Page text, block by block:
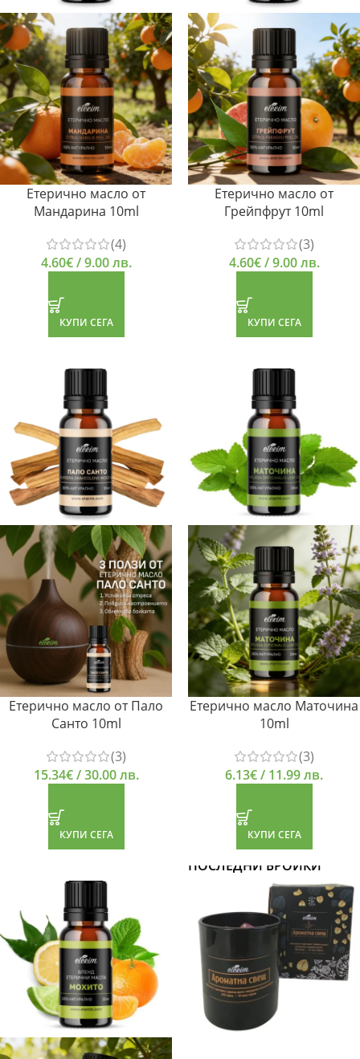
Етерично масло от
Мандарина 10ml
(4)
4.60€/ 9.00 лв.
КУПИ СЕГА
Етерично масло от
Грейпфрут 10ml
(3)
4.60€/ 9.00 лв.
КУПИ СЕГА
Етерично масло от Пало
Санто 10ml
(3)
15.34€/ 30.00 лв.
КУПИ СЕГА
Етерично масло Маточина
10ml
(3)
6.13€/ 11.99 лв.
КУПИ СЕГА
ПОСЛЕДНИ БРОЙКИ